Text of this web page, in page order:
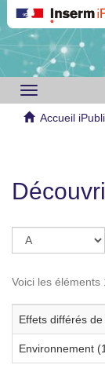
Toggle
navigation
Accueil iPubli
Voici les éléments
Effets différés
Environnement